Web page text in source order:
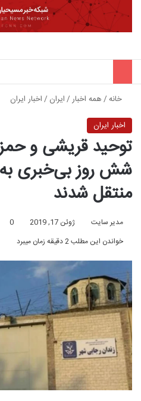
خانه/همه اخبار/ایران /اخبار ایران
اخبار ایران
توحید قریشی و
شش روز بی‌خبری به
منتقل ‌شدند
مدیر سایت ژوئن 17, 2019 0
خواندن این مطلب 2 دقیقه زمان میبرد